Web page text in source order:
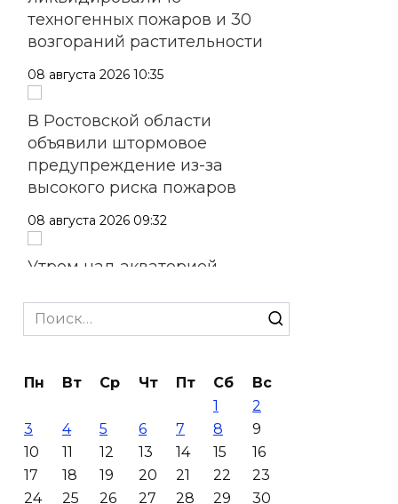
техногенных пожаров и 30
возгораний растительности
08 августа 2026 10:35
В Ростовской области
объявили штормовое
предупреждение из-за
высокого риска пожаров
08 августа 2026 09:32
Утром над акваторией
вражеские БПЛА
Аномальная жара до +40 °C
накроет Ростов-на-Дону 8
августа
08 августа 2026 09:23
Search
for:
Пн Вт Ср Чт Пт Сб
Вс
1
2
3
4 5 6 7 8
9
10
11 12 13 14 15
16
17
18 19 20 21 22
23
24
25 26 27 28 29
30